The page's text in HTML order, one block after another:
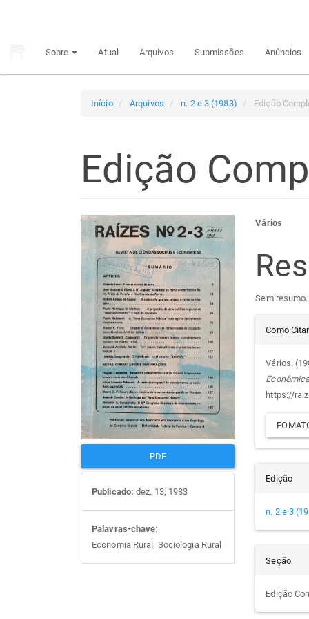
principal
Sobre Atual Arquivos Submissões Anúncios
Início Arquivos n. 2 e 3 (1983) Edição
Edição
Barra
lateral
de
artigos
PDF
Publicado: dez. 13, 1983
Palavras-chave:
Economia Rural, Sociologia Rural
do
Vários
Sem resumo.
do
Como Citar
Vários.
https://
Edição
n. 2 e 3
Seção
Edição